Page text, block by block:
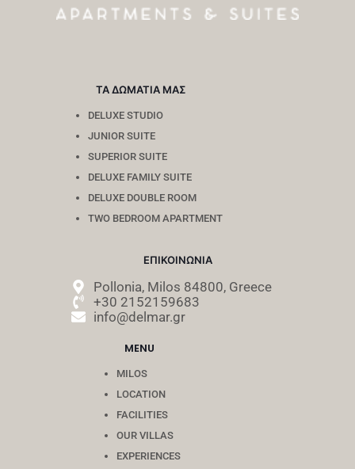
ΤΑ ΔΩΜΑΤΙΑ ΜΑΣ
DELUXE STUDIO
JUNIOR SUITE
SUPERIOR SUITE
DELUXE FAMILY SUITE
DELUXE DOUBLE ROOM
TWO BEDROOM APARTMENT
ΕΠΙΚΟΙΝΩΝΙΑ
Pollonia, Milos 84800, Greece
+30 2152159683
info@delmar.gr
MENU
MILOS
LOCATION
FACILITIES
OUR VILLAS
EXPERIENCES